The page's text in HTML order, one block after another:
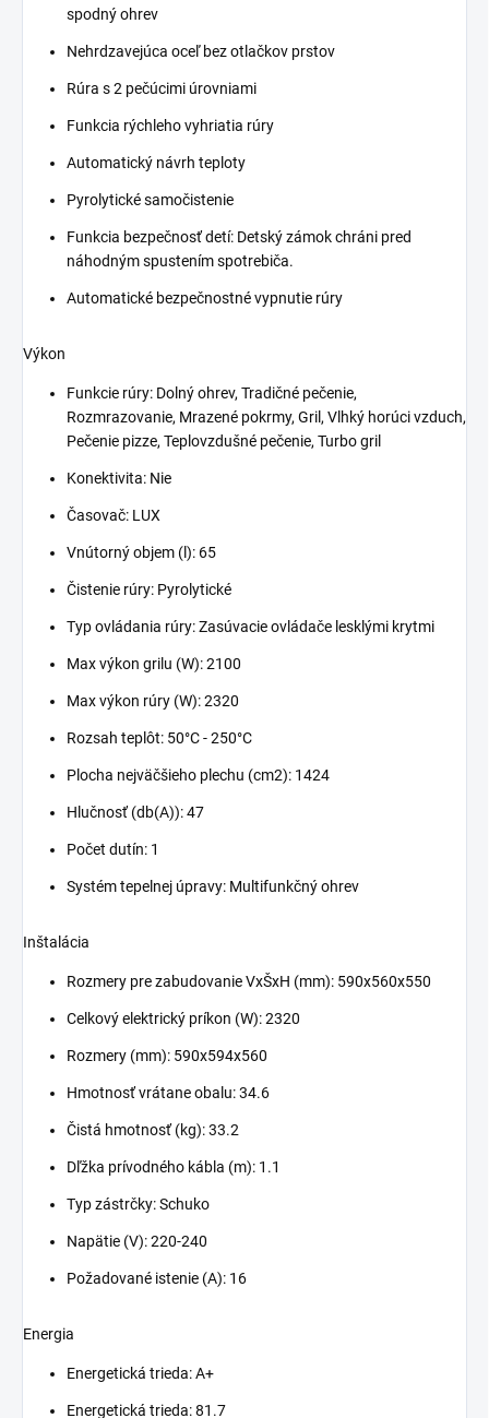
spodný ohrev
Nehrdzavejúca oceľ bez otlačkov prstov
Rúra s 2 pečúcimi úrovniami
Funkcia rýchleho vyhriatia rúry
Automatický návrh teploty
Pyrolytické samočistenie
Funkcia bezpečnosť detí: Detský zámok chráni pred
náhodným spustením spotrebiča.
Automatické bezpečnostné vypnutie rúry
Výkon
Funkcie rúry: Dolný ohrev, Tradičné pečenie,
Rozmrazovanie, Mrazené pokrmy, Gril, Vlhký horúci vzduch,
Pečenie pizze, Teplovzdušné pečenie, Turbo gril
Konektivita: Nie
Časovač: LUX
Vnútorný objem (l): 65
Čistenie rúry: Pyrolytické
Typ ovládania rúry: Zasúvacie ovládače lesklými krytmi
Max výkon grilu (W): 2100
Max výkon rúry (W): 2320
Rozsah teplôt: 50°C - 250°C
Plocha nejväčšieho plechu (cm2): 1424
Hlučnosť (db(A)): 47
Počet dutín: 1
Systém tepelnej úpravy: Multifunkčný ohrev
Inštalácia
Rozmery pre zabudovanie VxŠxH (mm): 590x560x550
Celkový elektrický príkon (W): 2320
Rozmery (mm): 590x594x560
Hmotnosť vrátane obalu: 34.6
Čistá hmotnosť (kg): 33.2
Dľžka prívodného kábla (m): 1.1
Typ zástrčky: Schuko
Napätie (V): 220-240
Požadované istenie (A): 16
Energia
Energetická trieda: A+
Energetická trieda: 81.7